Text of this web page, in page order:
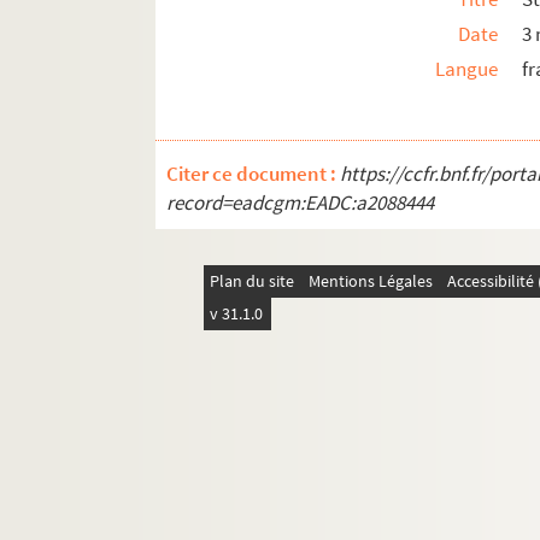
Date
3
Langue
Citer ce document : https://ccfr.bnf.fr/
record=eadcgm:EADC:a2088444
Plan du site Mentions Légales
v 31.1.0